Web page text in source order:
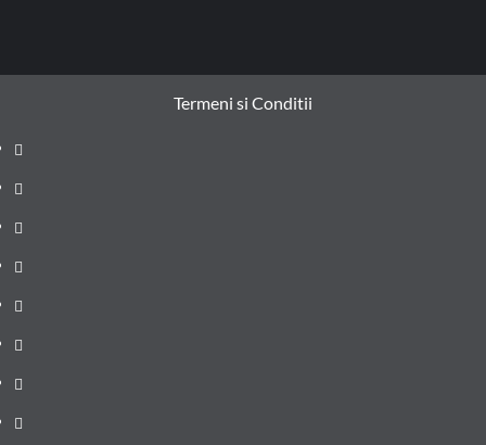
Termeni si Conditii
Prima
pagină
Știri
de
ultima
Administrație
locală
Actualitate
Justiție
Cultura
Sănătate
Litoral